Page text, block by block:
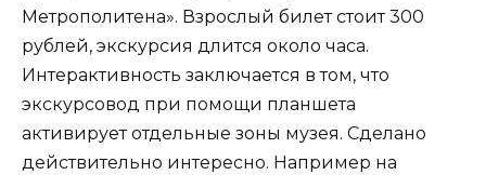
Метрополитена». Взрослый билет стоит 300
рублей, экскурсия длится около часа.
Интерактивность заключается в том, что
экскурсовод при помощи планшета
активирует отдельные зоны музея. Сделано
действительно интересно. Например на